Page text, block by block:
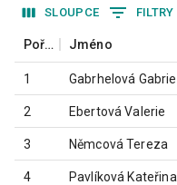
SLOUPCE FILTRY
Pořadí Jméno
1 Gabrhelová
2 Ebertová Valerie
3 Němcová Tereza
4 Pavlíková Kateřina